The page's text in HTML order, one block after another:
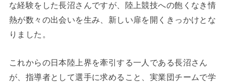
な経験をした長沼さんですが、陸上競技への飽くなき情
熱が数々の出会いを生み、新しい扉を開くきっかけとな
りました。
これからの日本陸上界を牽引する一人である長沼さん
が、指導者として選手に求めること、実業団チームで学